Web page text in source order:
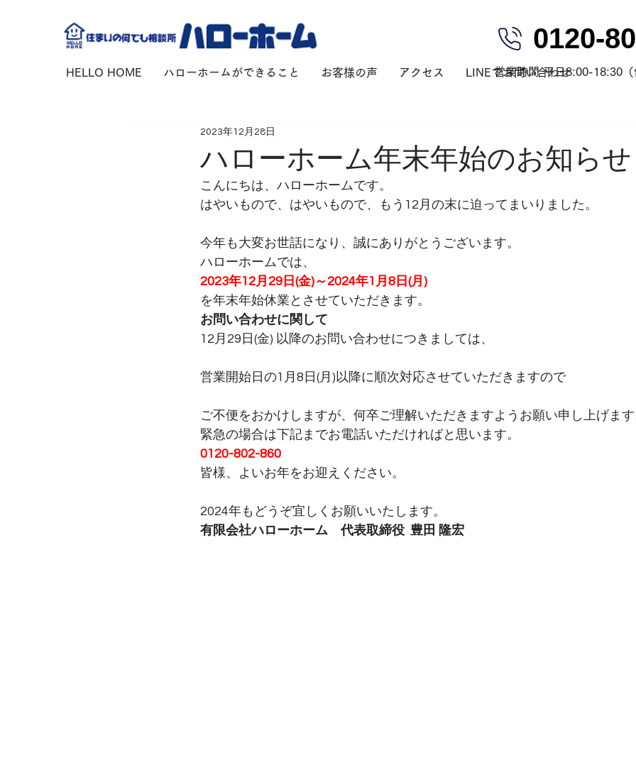
HELLO HOME ハローホームができること お客様の声 アクセス LINEでお問い合わせ
0120-
営業時間 平日8:00-18:30
ハローホーム年末年始のお知らせ
2023年12月28日
こんにちは、ハローホームです。
はやいもので、はやいもので、もう12月の末に迫ってまいりました。
今年も大変お世話になり、誠にありがとうございます。
ハローホームでは、
2023年12月29日(金)～2024年1月8日(月)
を年末年始休業とさせていただきます。
お問い合わせに関して
12月29日(金) 以降のお問い合わせにつきましては、
営業開始日の1月8日(月)以降に順次対応させていただきますので
ご不便をおかけしますが、何卒ご理解いただきますようお願い申し上げま
緊急の場合は下記までお電話いただければと思います。
0120-802-860
皆様、よいお年をお迎えください。
2024年もどうぞ宜しくお願いいたします。
有限会社ハローホーム　代表取締役  豊田 隆宏